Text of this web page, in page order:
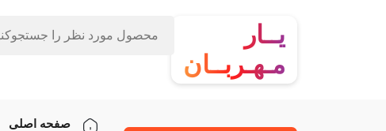
یــار
مـهـربــان
صفحه اصلی